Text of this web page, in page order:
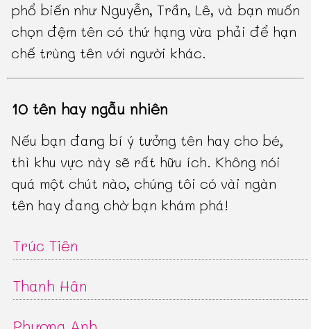
phổ biến như Nguyễn, Trần, Lê, và bạn muốn
chọn đệm tên có thứ hạng vừa phải để hạn
chế trùng tên với người khác.
10 tên hay ngẫu nhiên
Nếu bạn đang bí ý tưởng tên hay cho bé,
thì khu vực này sẽ rất hữu ích. Không nói
quá một chút nào, chúng tôi có vài ngàn
tên hay đang chờ bạn khám phá!
Trúc Tiên
Thanh Hân